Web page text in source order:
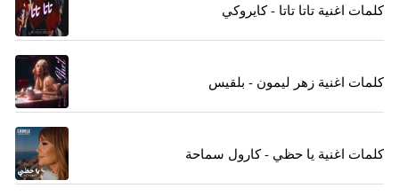
كلمات اغنية تاتا تاتا - كايروكي
كلمات اغنية زهر ليمون - بلقيس
كلمات اغنية يا حظي - كارول سماحة